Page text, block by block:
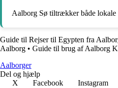
Aalborg Sø tiltrækker både
Guide til Rejser til Egypten fra
Aalborg • Guide til brug af Aalborg
Aalborger
Del og hjælp
X
Facebook Instagram